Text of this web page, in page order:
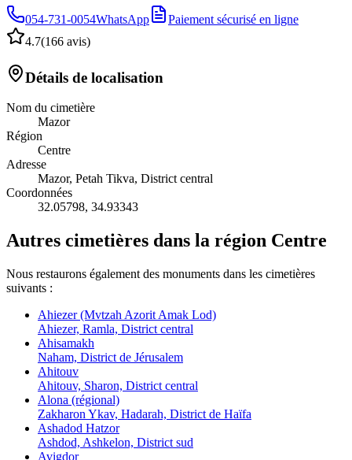
054-731-0054WhatsApp
Paiement sécurisé en ligne
4.7(166 avis)
Détails de localisation
Nom du cimetière
Mazor
Région
Centre
Adresse
Mazor, Petah Tikva, District central
Coordonnées
32.05798, 34.93343
Autres cimetières dans la région Centre
Nous restaurons également des monuments dans les cimetières
suivants :
Ahiezer (Mvtzah Azorit Amak Lod)
Ahiezer, Ramla, District central
Ahisamakh
Naham, District de Jérusalem
Ahitouv
Ahitouv, Sharon, District central
Alona (régional)
Zakharon Ykav, Hadarah, District de Haïfa
Ashadod Hatzor
Ashdod, Ashkelon, District sud
Avigdor